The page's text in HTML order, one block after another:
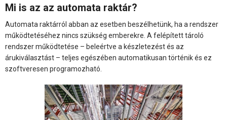
Mi is az az automata raktár?
Automata raktárról abban az esetben beszélhetünk, ha a rendszer
működtetéséhez nincs szükség emberekre. A felépített tároló
rendszer működtetése – beleértve a készletezést és az
árukiválasztást – teljes egészében automatikusan történik és ez
szoftveresen programozható.